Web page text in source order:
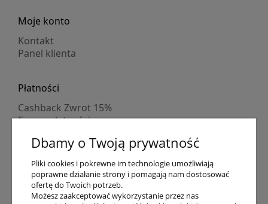
Moje konto
Kontakt
Panel klienta
Płatności
Cashback Zwrot 15%
Formy płatności
Numer konta
PayPo kupujesz, nie płacisz
Progi rabatowe
Promocje
Dbamy o Twoją prywatność
Pliki cookies i pokrewne im technologie umożliwiają
poprawne działanie strony i pomagają nam dostosować
ofertę do Twoich potrzeb.
Możesz zaakceptować wykorzystanie przez nas